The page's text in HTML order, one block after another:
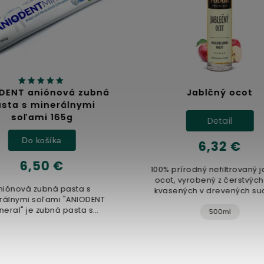
aniónová zubná
s minerálnymi
soľami 165g
6,50 €
Do košíka
zubná pasta s
soľami "ANIODENT
je zubná pasta s
Jablčný ocot
6,32 €
Detail
100% prírodný nefiltrovaný
ocot, vyrobený z
kvasených v drevených
500ml